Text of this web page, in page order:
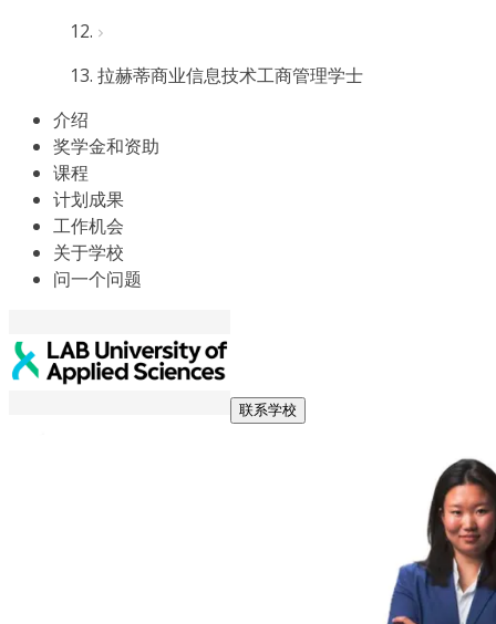
拉赫蒂商业信息技术工商管理学士
介绍
奖学金和资助
课程
计划成果
工作机会
关于学校
问一个问题
联系学校